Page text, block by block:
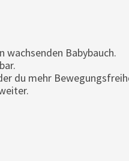
Babybauch.
du mehr